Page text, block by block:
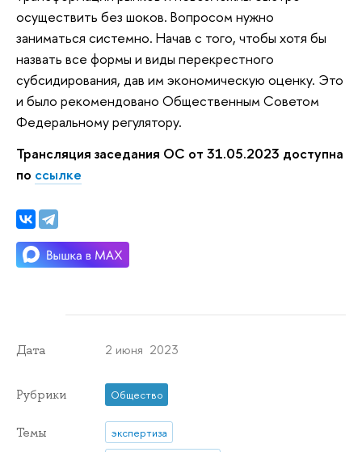
осуществить без шоков. Вопросом нужно
заниматься системно. Начав с того, чтобы хотя бы
назвать все формы и виды перекрестного
субсидирования, дав им экономическую оценку. Это
и было рекомендовано Общественным Советом
Федеральному регулятору.
Трансляция заседания ОС от 31.05.2023 доступна
по ссылке
Дата 2 июня 2023
Рубрики Общество
Темы
экспертиза